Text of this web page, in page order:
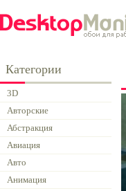
Категории
3D
Авторские
Абстракция
Авиация
Авто
Анимация